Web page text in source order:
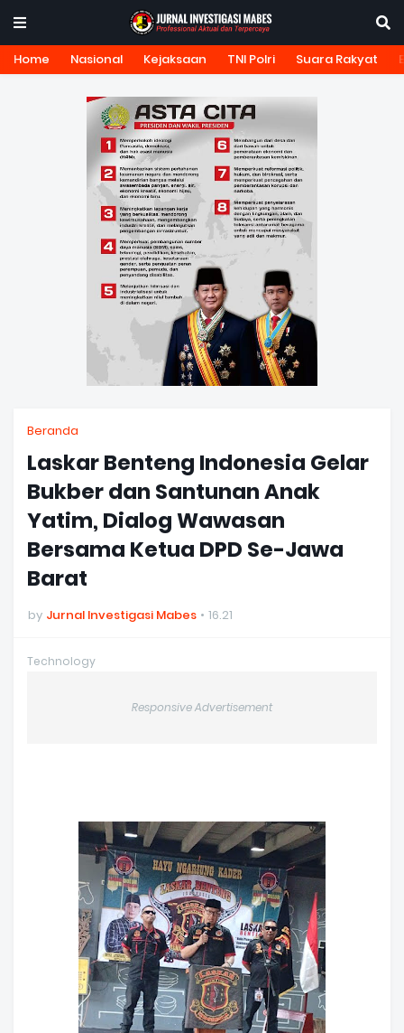
Home Nasional Kejaksaan TNI Polri Suara Rakyat
Beranda
Laskar Benteng Indonesia Gelar
Bukber dan Santunan Anak
Yatim, Dialog Wawasan
Bersama Ketua DPD Se-Jawa
Barat
by Jurnal Investigasi Mabes 16.21
Technology
Responsive Advertisement